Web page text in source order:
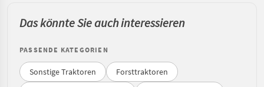
Das könnte Sie auch interessieren
PASSENDE KATEGORIEN
Sonstige Traktoren
Forsttraktoren